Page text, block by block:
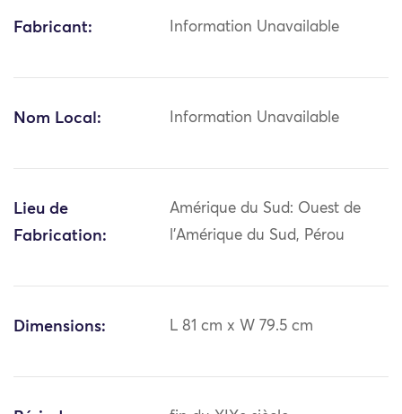
Fabricant: Information Unavailable
Nom Local: Information Unavailable
Lieu de
Fabrication:
Amérique du Sud: Ouest de
l'Amérique du Sud, Pérou
Dimensions: L 81 cm x W 79.5 cm